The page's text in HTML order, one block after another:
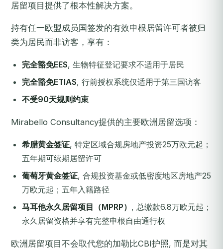
居留项目提供了根本性解决方案。
持有任一欧盟成员国签发的有效申根居留许可者被归
类为居民而非访客，享有：
完全豁免EES, 生物特征登记要求不适用于居民
完全豁免ETIAS, 行前授权系统仅适用于第三国访客
不受90天规则约束
Mirabello Consultancy提供的主要欧洲居留选项：
希腊黄金签证, 特定区域合规房地产投资25万欧元起；
五年期可续期居留许可
葡萄牙黄金签证, 合规投资基金或低密度地区房地产25
万欧元起；五年入籍路径
马耳他永久居留项目（MPRP） , 总缴款6.8万欧元起；
永久居留资格并享有完整申根自由通行权
欧洲居留项目不会取代您的加勒比CBI护照, 而是对其